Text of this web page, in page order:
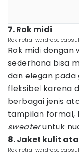
7. Rok midi
Rok netral wardrobe
Rok midi dengan
sederhana bisa
dan elegan pada
fleksibel karena
berbagai jenis
tampilan formal,
sweateruntuk
8. Jaket kulit
Rok netral wardrobe